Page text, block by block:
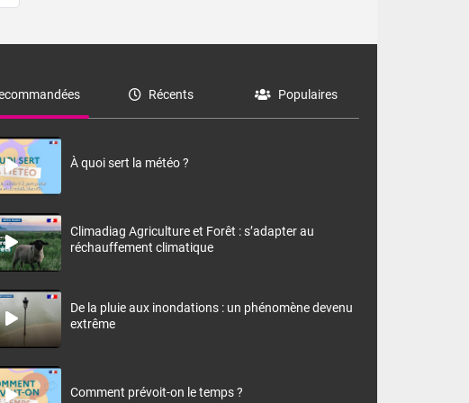
Récents Populaires
À quoi sert la météo ?
Climadiag Agriculture et Forêt : s’adapter au
réchauffement climatique
De la pluie aux inondations : un phénomène devenu
extrême
Comment prévoit-on le temps ?